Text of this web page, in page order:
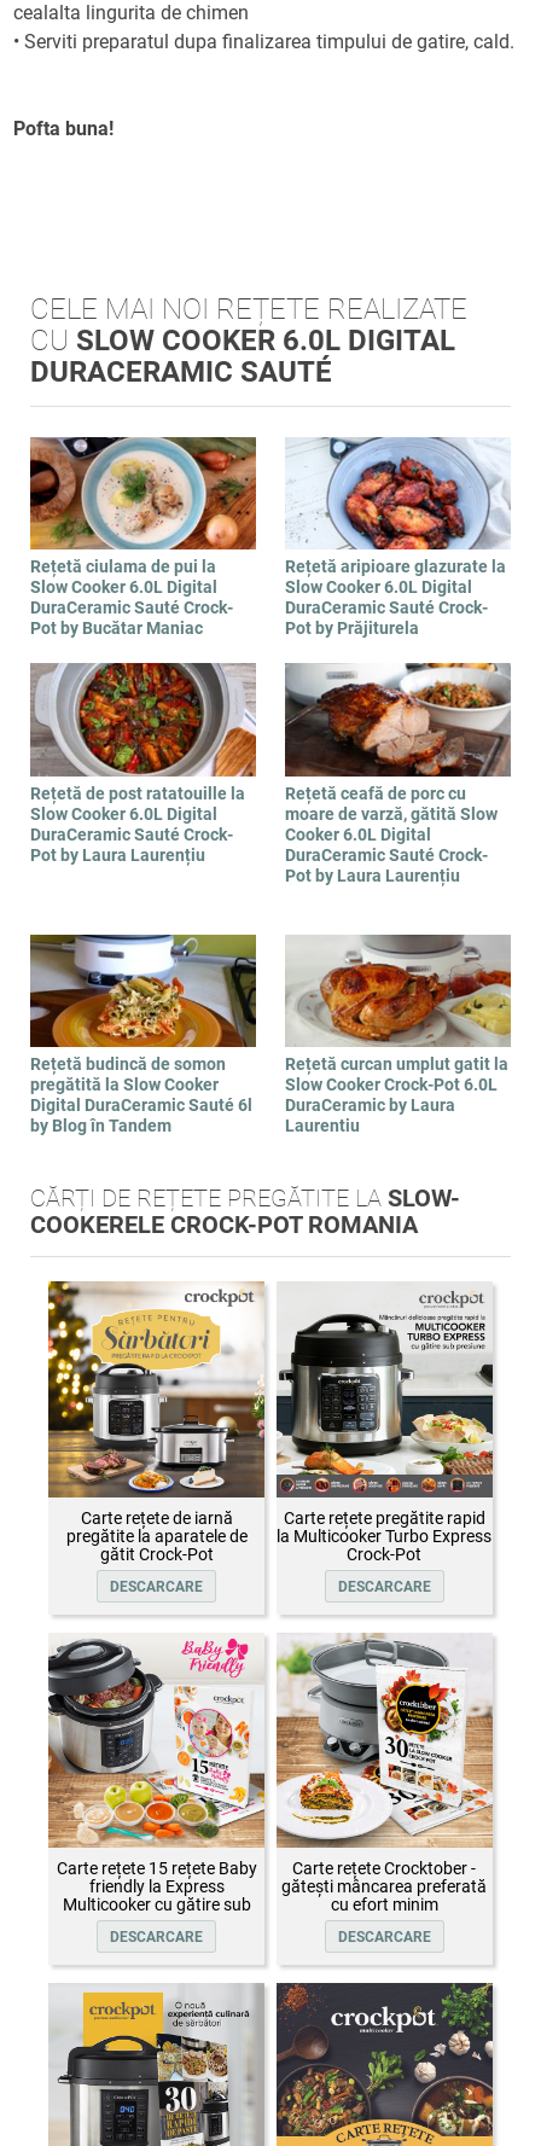
cealalta lingurita de chimen
• Serviti preparatul dupa finalizarea timpului de gatire, cald.
Pofta buna!
CELE MAI NOI REȚETE REALIZATE
CU SLOW COOKER 6.0L DIGITAL
DURACERAMIC SAUTÉ
Rețetă ciulama de pui la
Slow Cooker 6.0L Digital
DuraCeramic Sauté Crock-
Pot by Bucătar Maniac
Rețetă aripioare glazurate la
Slow Cooker 6.0L Digital
DuraCeramic Sauté Crock-
Pot by Prăjiturela
Rețetă de post ratatouille la
Slow Cooker 6.0L Digital
DuraCeramic Sauté Crock-
Pot by Laura Laurențiu
Rețetă ceafă de porc cu
moare de varză, gătită Slow
Cooker 6.0L Digital
DuraCeramic Sauté Crock-
Pot by Laura Laurențiu
Rețetă budincă de somon
pregătită la Slow Cooker
Digital DuraCeramic Sauté 6l
by Blog în Tandem
Rețetă curcan umplut gatit la
Slow Cooker Crock-Pot 6.0L
DuraCeramic by Laura
Laurentiu
CĂRȚI DE REȚETE PREGĂTITE LASLOW-
COOKERELE CROCK-POT ROMANIA
Carte rețete de iarnă
pregătite la aparatele de
gătit Crock-Pot
DESCARCARE
Carte rețete pregătite rapid
la Multicooker Turbo Express
Crock-Pot
DESCARCARE
Carte rețete 15 rețete Baby
friendly la Express
Multicooker cu gătire sub
presiune Crock-Pot
DESCARCARE
Carte rețete Crocktober -
gătești mâncarea preferată
cu efort minim
DESCARCARE